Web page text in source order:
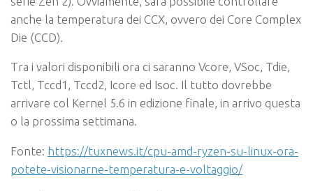
anche la temperatura dei CCX, ovvero dei Core Complex
Die (CCD).
Tra i valori disponibili ora ci saranno Vcore, VSoc, Tdie,
Tctl, Tccd1, Tccd2, Icore ed Isoc. Il tutto dovrebbe
arrivare col Kernel 5.6 in edizione finale, in arrivo questa
o la prossima settimana.
Fonte: https://tuxnews.it/cpu-amd-ryzen-su-linux-ora-
potete-visionarne-temperatura-e-voltaggio/